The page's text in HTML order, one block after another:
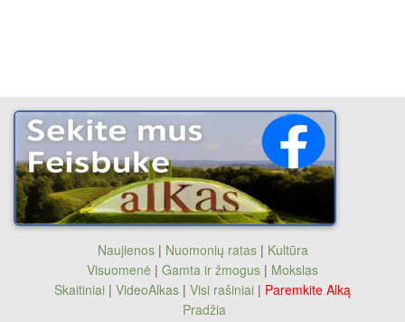
Naujienos| Nuomonių ratas| Kultūra
Visuomenė | Gamta ir žmogus | Mokslas
Skaitiniai | VideoAlkas | Visi rašiniai | Paremkite Alką
Pradžia